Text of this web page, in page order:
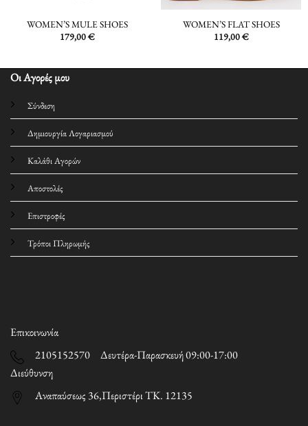
WOMEN’S MULE SHOES
179,00€
WOMEN’S FLAT SHOES
119,00€
Οι Αγορές μου
Σύνδεση
Δημιουργία Λογαριασμού
Καλάθι Αγορών
Αποστολές
Επιστροφές
Τρόποι Πληρωμής
Επικοινωνία
2105152570 Δευτέρα-Παρασκευή 09:00-17:00
Διεύθυνση
Αναπαύσεως 36,Περιστέρι ΤΚ. 12135